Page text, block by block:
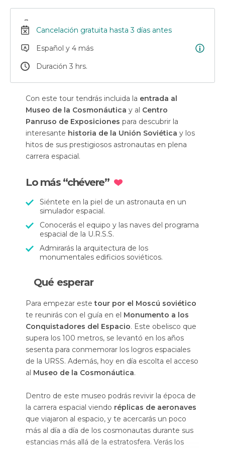
Cancelación gratuita hasta 3 días antes
Español y 4 más
Duración 3 hrs.
Con este tour tendrás incluida la entrada al
Museo de la Cosmonáutica y al Centro
Panruso de Exposiciones para descubrir la
interesante historia de la Unión Soviética y los
hitos de sus prestigiosos astronautas en plena
carrera espacial.
Lo más “chévere”
Siéntete en la piel de un astronauta en un
simulador espacial.
Conocerás el equipo y las naves del programa
espacial de la U.R.S.S.
Admirarás la arquitectura de los
monumentales edificios soviéticos.
Qué esperar
Para empezar estetour por el Moscú soviético
te reunirás con el guía en el Monumento a los
Conquistadores del Espacio. Este obelisco que
supera los 100 metros, se levantó en los años
sesenta para conmemorar los logros espaciales
de la URSS. Además, hoy en día escolta el acceso
al Museo de la Cosmonáutica.
Dentro de este museo podrás revivir la época de
la carrera espacial viendo réplicas de aeronaves
que viajaron al espacio, y te acercarás un poco
más al día a día de los cosmonautas durante sus
estancias más allá de la estratosfera. Verás los